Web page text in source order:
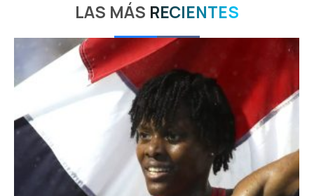
LAS MÁS RECIENTES